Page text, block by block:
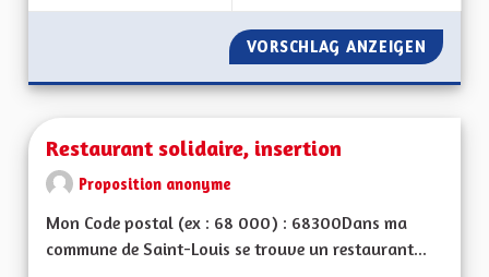
VORSCHLAG ANZEIGEN
Restaurant solidaire, insertion
Proposition anonyme
Mon Code postal (ex : 68 000) : 68300Dans ma
commune de Saint-Louis se trouve un restaurant...